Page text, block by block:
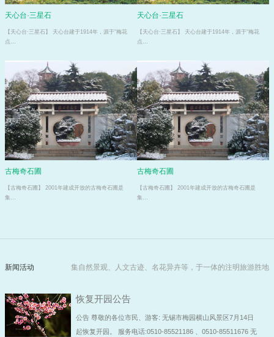
天心台·三星石
【天心台·三星石】 天心台建于1914年，源于“梅花
点…
天心台·三星石
【天心台·三星石】 天心台建于1914年，源于“梅花
点…
古梅奇石圃
【古梅奇石圃】 2001年建成开放的古梅奇石圃是
集…
古梅奇石圃
【古梅奇石圃】 2001年建成开放的古梅奇石圃是
集…
新闻活动 集自然景观、人文古迹、名花异卉等，于一体的注明旅游胜地
恢复开园公告
公告 尊敬的各位市民、游客: 无锡市梅园横山风景区7月14日
起恢复开园。 服务电话:0510-85521186 、0510-85511676 无